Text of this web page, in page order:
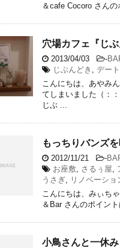
＆cafe Cocoro さん
穴場カフェ『じ
2013/04/03 -
じぶんどき , デート
こんにちは、あやみ
てしまいました（：
じぶ ...
もっちりバンズ
2012/11/21 -
お座敷, さるぅ屋,
うさぎ, リノベーショ
こんにちは、みぃち
＆Bar さんのポイン
小鳥さんと一休